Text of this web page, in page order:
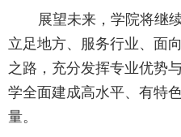
展望未来，学院将继
立足地方、服务行业、面
之路，充分发挥专业优势
学全面建成高水平、有特
量。